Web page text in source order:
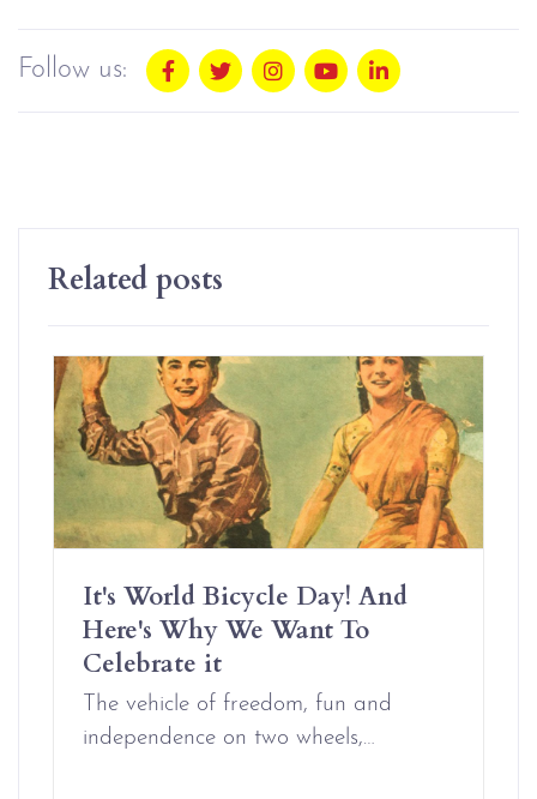
Follow us:
Related posts
It's World Bicycle Day! And
Here's Why We Want To
Celebrate it
The vehicle of freedom, fun and
independence on two wheels,…